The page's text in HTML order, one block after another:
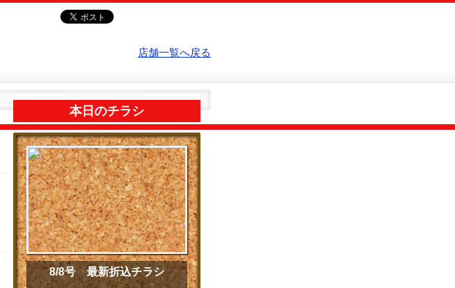
店舗一覧へ戻る
本日のチラシ
8/8号 最新折込チラシ